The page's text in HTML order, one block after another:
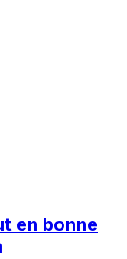
en bonne